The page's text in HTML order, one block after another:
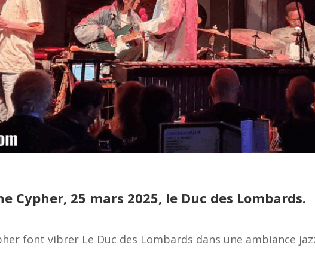
Cypher, 25 mars 2025, le Duc des Lombards.
font vibrer Le Duc des Lombards dans une ambiance